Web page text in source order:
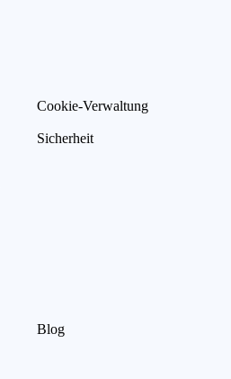
Cookie-Verwaltung
Sicherheit
Blog